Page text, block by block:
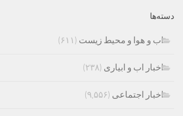
دسته‌ها
اب و هوا و محیط زیست (۶۱۱)
اخبار اب و ابیاری (۲۳۸)
اخبار اجتماعی (۹,۵۵۶)